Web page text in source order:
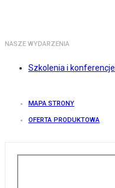
NASZE WYDARZENIA
Szkolenia i konferencje
MAPA STRONY
OFERTA PRODUKTOWA